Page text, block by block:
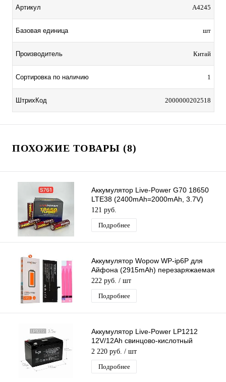
Артикул A4245
Базовая единица шт
Производитель Китай
Сортировка по наличию 1
ШтрихКод 2000000202518
ПОХОЖИЕ ТОВАРЫ (8)
Аккумулятор Live-Power G70 18650
LTE38 (2400mAh=2000mAh, 3.7V)
перезаряжаемая литий-ионная
Батарейка
121 руб.
Подробнее
Аккумулятор Wopow WP-ip6P для
Айфона (2915mAh) перезаряжаемая
батарея
222 руб. / шт
Подробнее
Аккумулятор Live-Power LP1212
12V/12Ah свинцово-кислотный
(151*99*95mm)
2 220 руб. / шт
Подробнее